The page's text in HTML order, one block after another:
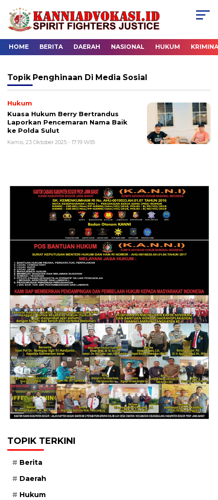
HOME BERITA DAERAH NASIONAL HUKUM
Topik Penghinaan Di Media Sosial
Hukum
Kuasa Hukum Berry Bertrandus
Laporkan Pencemaran Nama Baik
ke Polda Sulut
Kamis, 23 Oktober 2025 - 17:19 WIB
TOPIK TERKINI
Berita
Daerah
Hukum